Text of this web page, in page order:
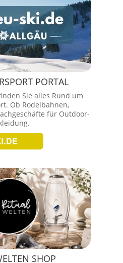
PORTAL
Sie alles Rund um
Ob Rodelbahnen,
für Outdoor-
SHOP